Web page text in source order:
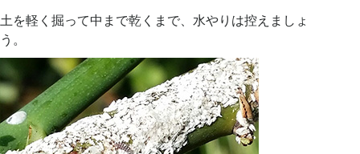
土を軽く掘って中まで乾くまで、水やりは控えましょ
う。